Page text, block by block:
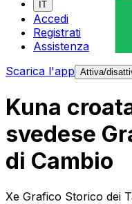
IT
Accedi
Registrati
Assistenza
Scarica l'app Attiva/
Kuna
svedese
di Cambio
Xe Grafico Storico dei